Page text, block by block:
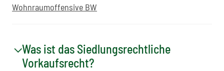
Wohnraumoffensive BW
Was ist das Siedlungsrechtliche
Vorkaufsrecht?